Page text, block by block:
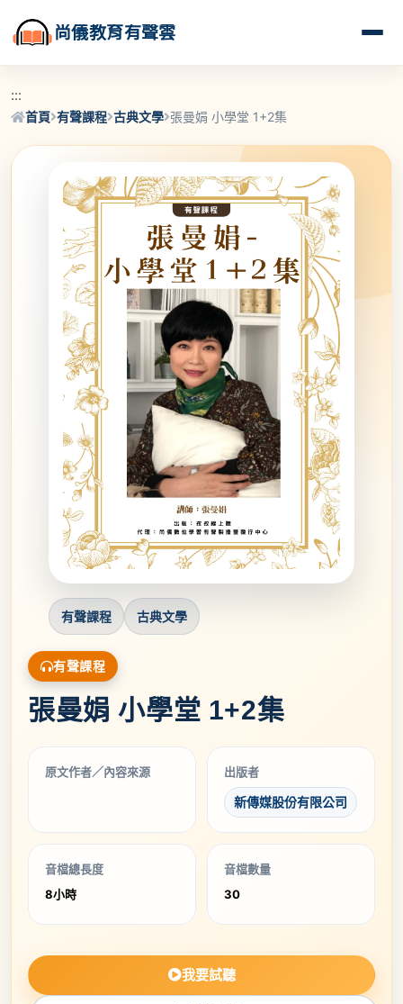
尚儀教育有聲雲
:::
首頁 有聲課程 古典文學 張曼娟 小學堂 1+2集
有聲課程 古典文學
有聲課程
張曼娟 小學堂 1+2集
原文作者／內容來源 出版者
新傳媒股份有限公司
音檔總長度
8小時
音檔數量
30
我要試聽